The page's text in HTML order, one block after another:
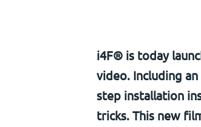
i4F® is today
video. Including
step installation
tricks. This new